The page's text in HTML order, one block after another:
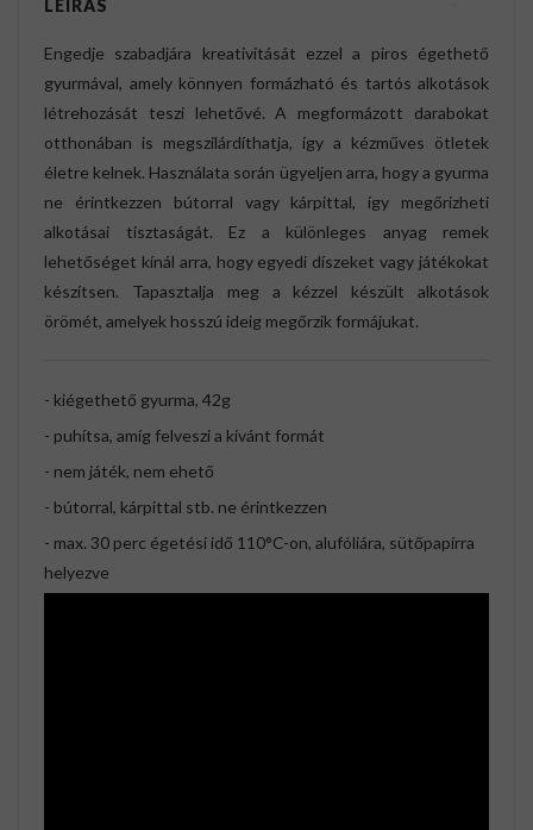
LEÍRÁS
Engedje szabadjára kreativitását ezzel a piros égethető
gyurmával, amely könnyen formázható és tartós alkotások
létrehozását teszi lehetővé. A megformázott darabokat
otthonában is megszilárdíthatja, így a kézműves ötletek
életre kelnek. Használata során ügyeljen arra, hogy a gyurma
ne érintkezzen bútorral vagy kárpittal, így megőrizheti
alkotásai tisztaságát. Ez a különleges anyag remek
lehetőséget kínál arra, hogy egyedi díszeket vagy játékokat
készítsen. Tapasztalja meg a kézzel készült alkotások
örömét, amelyek hosszú ideig megőrzik formájukat.
- kiégethető gyurma, 42g
- puhítsa, amíg felveszi a kívánt formát
- nem játék, nem ehető
- bútorral, kárpittal stb. ne érintkezzen
- max. 30 perc égetési idő 110°C-on, alufóliára, sütőpapírra
helyezve